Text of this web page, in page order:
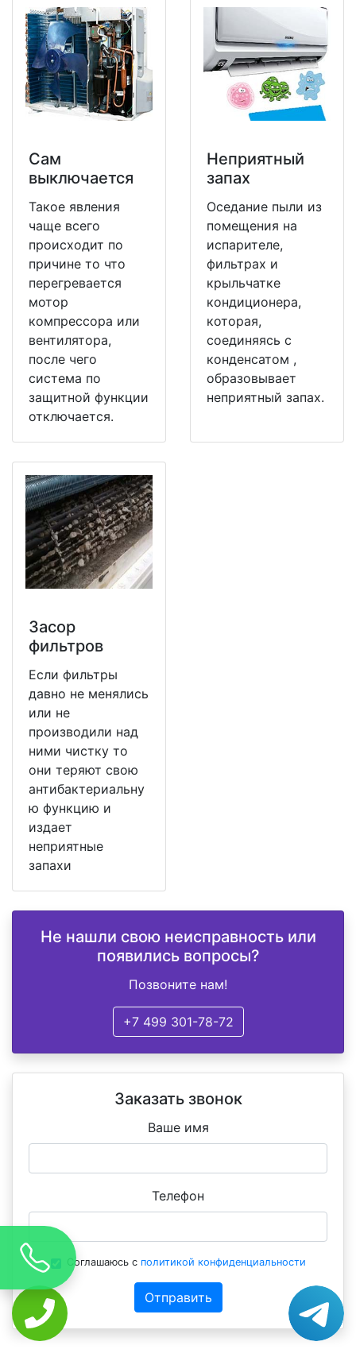
Сам
выключается
Такое явления
чаще всего
происходит по
причине то что
перегревается
мотор
компрессора или
вентилятора,
после чего
система по
защитной функции
отключается.
Неприятный
запах
Оседание пыли из
помещения на
испарителе,
фильтрах и
крыльчатке
кондиционера,
которая,
соединяясь с
конденсатом ,
образовывает
неприятный запах.
Засор
фильтров
Если фильтры
давно не менялись
или не
производили над
ними чистку то
они теряют свою
антибактериальну
ю функцию и
издает
неприятные
запахи
Не нашли свою неисправность или
появились вопросы?
Позвоните нам!
+7 499 301-78-72
Заказать звонок
Ваше имя
Телефон
Соглашаюсь с политикой конфиденциальности
Отправить